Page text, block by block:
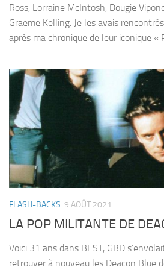
Ross, Lorraine McIntosh, Dougie
Graeme Kelling. Je les avais
après ma chronique de leur iconique «
FLASH-BACKS 9 AOÛT 2021
LA POP MILITANTE DE
Voici 31 ans dans BEST, GBD
retrouver à nouveau les Deacon Blue